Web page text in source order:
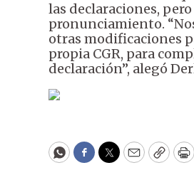
las declaraciones,
pronunciamiento.
otras modificaciones
propia CGR, para
declaración”, alegó
WhatsApp
Facebook
Twitter
EmailCopy